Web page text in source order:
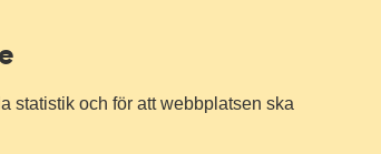
statistik och för att webbplatsen ska